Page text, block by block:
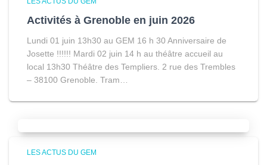
Activités à Grenoble en juin 2026
Lundi 01 juin 13h30 au GEM 16 h 30 Anniversaire de
Josette !!!!!! Mardi 02 juin 14 h au théâtre accueil au
local 13h30 Théâtre des Templiers. 2 rue des Trembles
– 38100 Grenoble. Tram…
LES ACTUS DU GEM